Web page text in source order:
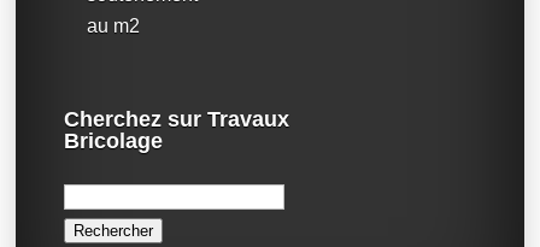
Cherchez sur Travaux
Bricolage
Rechercher :